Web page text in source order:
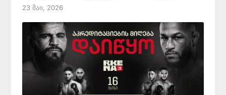
23 Მაი, 2026